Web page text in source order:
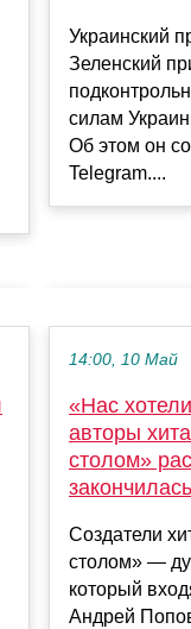
Украинский
Зеленский
силам
Об этом он
Telegram....
14:00, 10 Май
«Нас
авторы
столом»
Создатели
столом» —
который
Андрей